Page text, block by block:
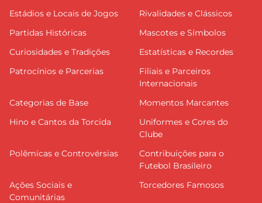
Estádios e Locais de Jogos
Rivalidades e Clássicos
Partidas Históricas
Mascotes e Símbolos
Curiosidades e Tradições
Estatísticas e Recordes
Patrocínios e Parcerias
Filiais e Parceiros
Internacionais
Categorias de Base
Momentos Marcantes
Hino e Cantos da Torcida
Uniformes e Cores do
Clube
Polêmicas e Controvérsias
Contribuições para o
Futebol Brasileiro
Ações Sociais e
Comunitárias
Torcedores Famosos